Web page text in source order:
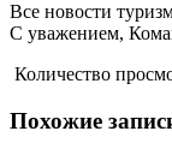
Все новости
С уважением,
Количество
Похожие